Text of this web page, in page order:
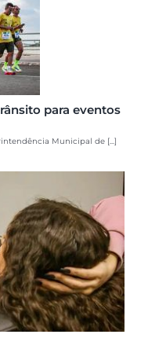
para eventos
Municipal de [...]